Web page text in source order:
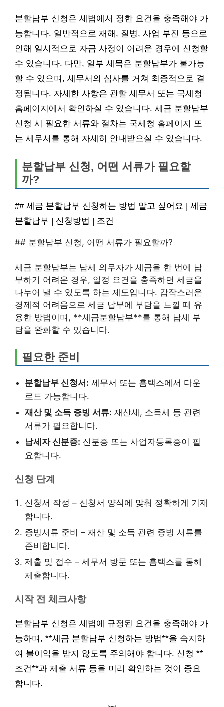
분할납부 신청은 세법에서 정한 요건을 충족해야 가
능합니다. 일반적으로 재해, 질병, 사업 부진 등으로
인해 일시적으로 자금 사정이 어려운 경우에 신청할
수 있습니다. 다만, 일부 세목은 분할납부가 불가능
할 수 있으며, 세무서의 심사를 거쳐 최종적으로 결
정됩니다. 자세한 사항은 관할 세무서 또는 국세청
홈페이지에서 확인하실 수 있습니다. 세금 분할납부
신청 시 필요한 서류와 절차는 국세청 홈페이지 또
는 세무서를 통해 자세히 안내받으실 수 있습니다.
분할납부 신청, 어떤 서류가 필요할
까?
## 세금 분할납부 신청하는 방법 알고 싶어요 | 세금
분할납부 | 신청방법 | 조건
## 분할납부 신청, 어떤 서류가 필요할까?
세금 분할납부는 납세 의무자가 세금을 한 번에 납
부하기 어려운 경우, 일정 요건을 충족하면 세금을
나누어 낼 수 있도록 하는 제도입니다. 갑작스러운
경제적 어려움으로 세금 납부에 부담을 느낄 때 유
용한 방법이며, **세금분할납부**를 통해 납세 부
담을 완화할 수 있습니다.
필요한 준비
분할납부 신청서: 세무서 또는 홈택스에서 다운
로드 가능합니다.
재산 및 소득 증빙 서류: 재산세, 소득세 등 관련
서류가 필요합니다.
납세자 신분증: 신분증 또는 사업자등록증이 필
요합니다.
신청 단계
신청서 작성 – 신청서 양식에 맞춰 정확하게 기재
합니다.
증빙서류 준비 – 재산 및 소득 관련 증빙 서류를
준비합니다.
제출 및 접수 – 세무서 방문 또는 홈택스를 통해
제출합니다.
시작 전 체크사항
분할납부 신청은 세법에 규정된 요건을 충족해야 가
능하며, **세금 분할납부 신청하는 방법**을 숙지하
여 불이익을 받지 않도록 주의해야 합니다. 신청 **
조건**과 제출 서류 등을 미리 확인하는 것이 중요
합니다.